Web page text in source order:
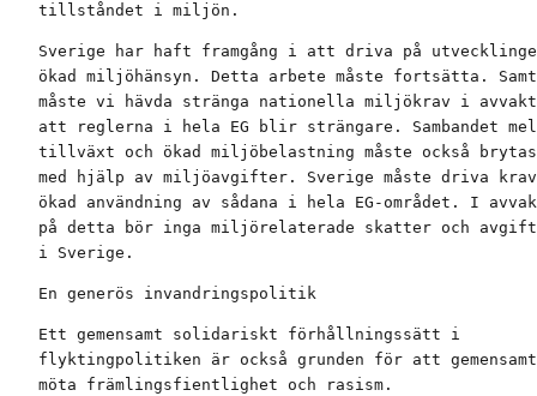
tillståndet i miljön.
Sverige har haft framgång i att driva på
ökad miljöhänsyn. Detta arbete måste fortsätta.
måste vi hävda stränga nationella miljökrav i
att reglerna i hela EG blir strängare. Sambandet
tillväxt och ökad miljöbelastning måste också
med hjälp av miljöavgifter. Sverige måste driva
ökad användning av sådana i hela EG-området. I
på detta bör inga miljörelaterade skatter och
i Sverige.
En generös invandringspolitik
Ett gemensamt solidariskt förhållningssätt i
flyktingpolitiken är också grunden för att gemensamt
möta främlingsfientlighet och rasism.